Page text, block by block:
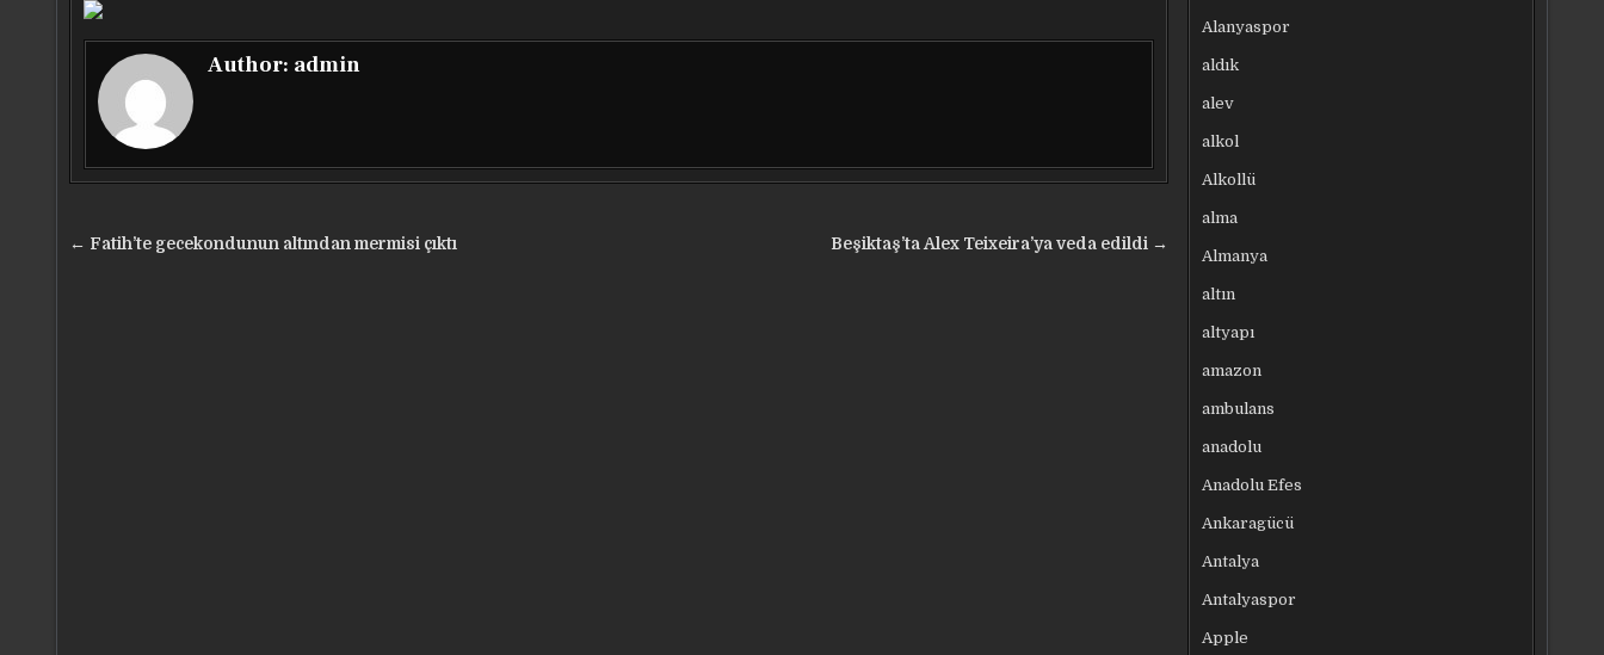
Author: admin
Yazı Beşiktaş’ta Alex Teixeira’ya veda edildi →
← Fatih’te gecekondunun altından mermisi çıktı
Alanyaspor
aldık
alev
alkol
Alkollü
alma
Almanya
altın
altyapı
amazon
ambulans
anadolu
Anadolu Efes
Ankaragücü
Antalya
Antalyaspor
Apple